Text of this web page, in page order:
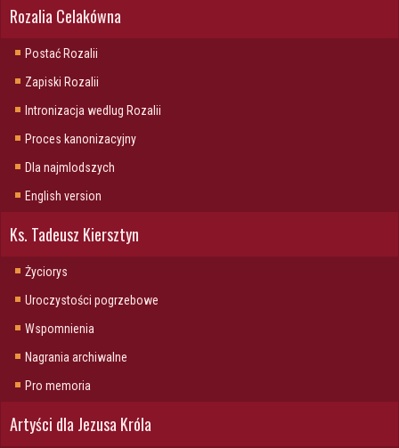
Rozalia Celakówna
Postać Rozalii
Zapiski Rozalii
Intronizacja wedlug Rozalii
Proces kanonizacyjny
Dla najmlodszych
English version
Ks. Tadeusz Kiersztyn
Życiorys
Uroczystości pogrzebowe
Wspomnienia
Nagrania archiwalne
Pro memoria
Artyści dla Jezusa Króla